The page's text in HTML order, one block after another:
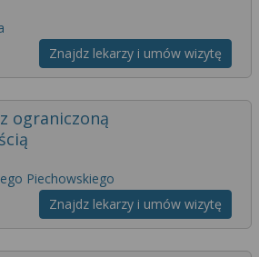
Znajdz lekarzy i umów wizytę
z ograniczoną
Piechowskiego
Znajdz lekarzy i umów wizytę